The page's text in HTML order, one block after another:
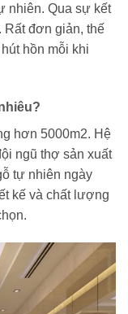
nhiên. Qua sự kết
Rất đơn giản, thế
hồn mỗi khi
hơn 5000m2. Hệ
ngũ thợ sản xuất
tự nhiên ngày
kế và chất lượng